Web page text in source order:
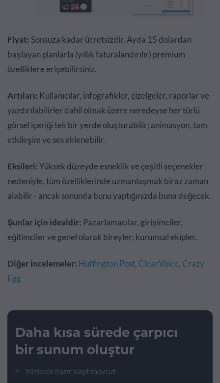
Fiyat: Sonsuza kadar ücretsizdir. Ayda 15 dolardan
başlayan planlarla (yıllık faturalandırılır) premium
özelliklere erişebilirsiniz.
Artıları: Kullanıcılar, infografikler, çizelgeler, raporlar ve
yazdırılabilirler dahil olmak üzere neredeyse her türlü
görsel içeriği tek bir yerde oluşturabilir; animasyon, tam
etkileşim ve ses eklenebilir.
Eksileri:Yüksek düzeyde esneklik ve çeşitli seçenekler
nedeniyle, tüm özelliklerinde uzmanlaşmak biraz zaman
alabilir - ancak sonunda bunu yaptığınızda buna değecek.
Şunlar için idealdir: Pazarlamacılar, girişimciler,
eğitimciler ve genel olarak bireyler; kurumsal ekipler.
Diğer incelemeler: Huffington Post, ClearVoice, Crazy
Egg
Daha kısa sürede çarpıcı
bir sunum oluştur
Yüzlerce hazır slayt mevcut